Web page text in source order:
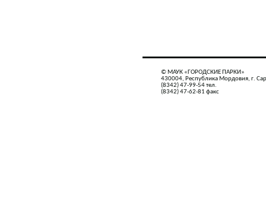
© МАУК «ГОРОДСКИЕ ПАРКИ»
430004, Республика Мордовия, г.
(8342) 47-99-54 тел.
(8342) 47-62-81 факс